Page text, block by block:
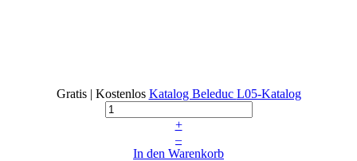
Gratis | Kostenlos Katalog Beleduc L05-Katalog
+
–
In den Warenkorb